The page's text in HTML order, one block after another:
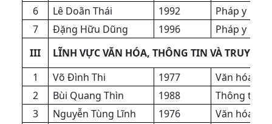
6
Lê Doãn Thái 1992
Pháp y
7
Đặng Hữu Dũng 1996
Pháp y
III
LĨNH VỰC VĂN HÓA, THÔNG TIN VÀ TRUYỀN
1
Võ Đình Thi 1977
Văn hóa
2
Bùi Quang Thìn 1988
Thông tin
3
Nguyễn Tùng Lĩnh 1976
Văn hóa